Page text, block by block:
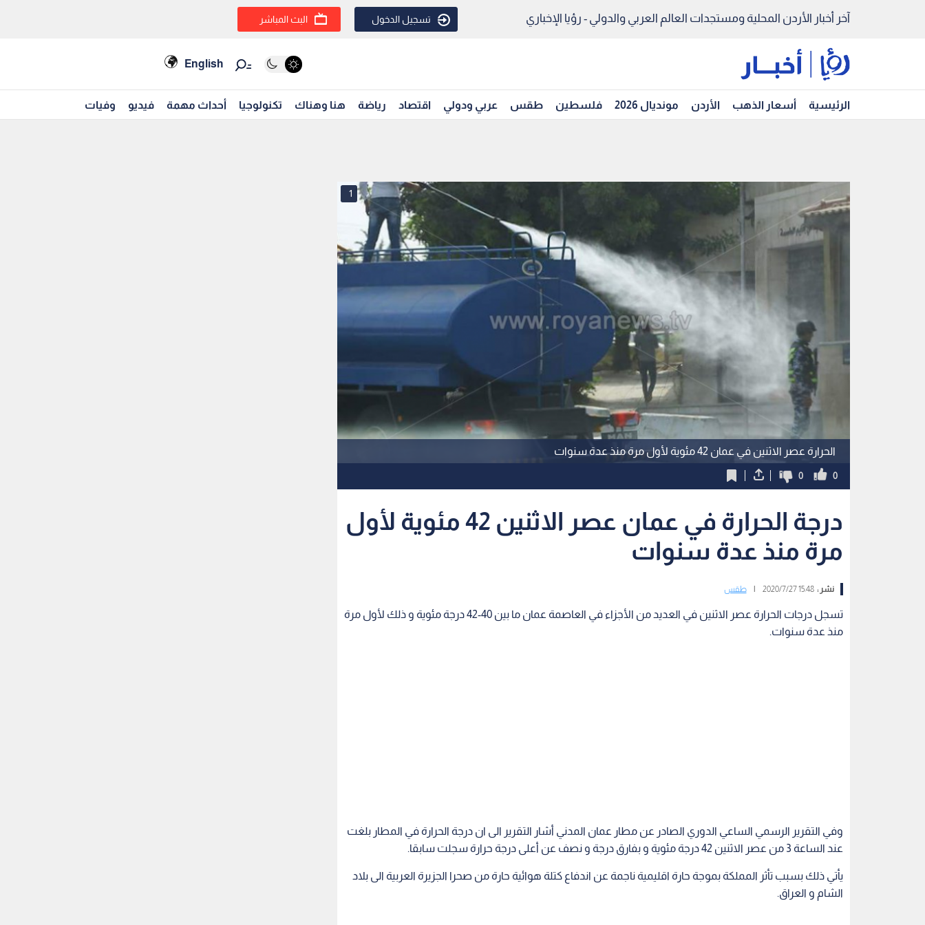
آخر أخبار الأردن المحلية ومستجدات العالم العربي والدولي - رؤيا الإخباري تسجيل الدخول البث المباشر
English
الرئيسية أسعار الذهب الأردن مونديال 2026 فلسطين طقس عربي ودولي اقتصاد رياضة هنا وهناك تكنولوجيا أحداث مهمة فيديو وفيات
الحرارة عصر الاثنين في عمان 42 مئوية لأول مرة منذ عدة سنوات
1
0
0
درجة الحرارة في عمان عصر الاثنين 42 مئوية لأول
مرة منذ عدة سنوات
نشر :15:48 2020/7/27 طقس
تسجل درجات الحرارة عصر الاثنين في العديد من الأجزاء في العاصمة عمان ما بين 40-42 درجة مئوية و ذلك لأول مرة
منذ عدة سنوات.
وفي التقرير الرسمي الساعي الدوري الصادر عن مطار عمان المدني أشار التقرير الى ان درجة الحرارة في المطار بلغت
عند الساعة 3 من عصر الاثنين 42 درجة مئوية و بفارق درجة و نصف عن أعلى درجة حرارة سجلت سابقا.
يأتي ذلك بسبب تأثر المملكة بموجة حارة اقليمية ناجمة عن اندفاع كتلة هوائية حارة من صحرا الجزيرة العربية الى بلاد
الشام و العراق.